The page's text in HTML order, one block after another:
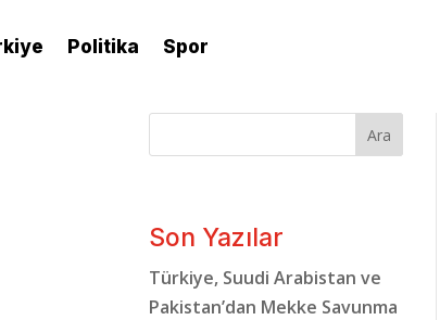
Politika Spor
Ara
Son Yazılar
Türkiye, Suudi Arabistan ve
Pakistan’dan Mekke Savunma